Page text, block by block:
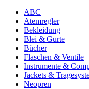
ABC
Atemregler
Bekleidung
Blei & Gurte
Bücher
Flaschen & Ventile
Instrumente &
Jackets &
Neopren